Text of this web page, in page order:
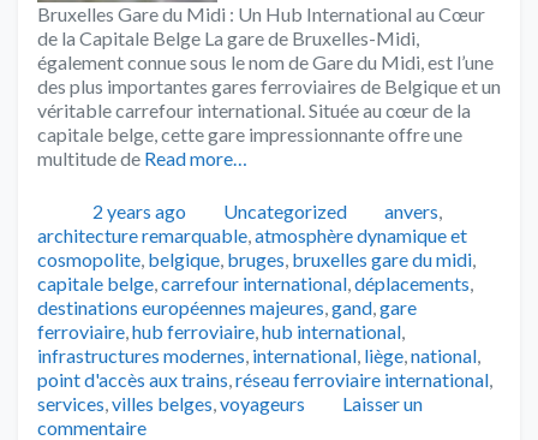
Bruxelles Gare du Midi : Un Hub International au Cœur
de la Capitale Belge La gare de Bruxelles-Midi,
également connue sous le nom de Gare du Midi, est l’une
des plus importantes gares ferroviaires de Belgique et un
véritable carrefour international. Située au cœur de la
capitale belge, cette gare impressionnante offre une
multitude de Read more…
Publié2 years ago Catégories
Uncategorized Tags
anvers,
architecture remarquable,atmosphère dynamique et
cosmopolite, belgique, bruges, bruxelles gare du midi,
capitale belge,carrefour international,déplacements,
destinations européennes majeures,gand,gare
ferroviaire,hub ferroviaire,hub international,
infrastructures modernes, international, liège,national,
point d'accès aux trains,réseau ferroviaire international,
services,villes belges,voyageurs
Laisser un
commentaire